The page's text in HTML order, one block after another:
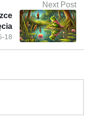
Next Post
18